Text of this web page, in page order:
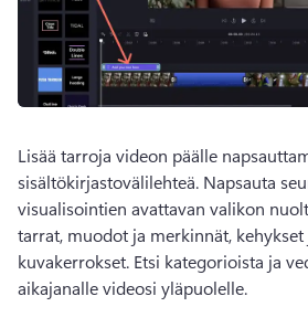
Lisää tarroja videon päälle
sisältökirjastovälilehteä. Napsauta
visualisointien avattavan valikon
tarrat, muodot ja merkinnät,
kuvakerrokset. Etsi kategorioista ja
aikajanalle videosi yläpuolelle.